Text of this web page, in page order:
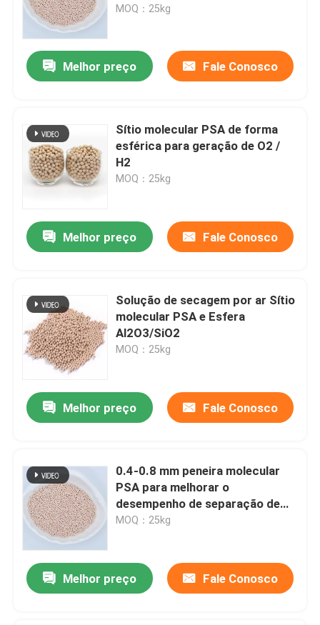
MOQ：25kg
Melhor preço Fale Conosco
Sítio molecular PSA de forma
esférica para geração de O2 /
H2
MOQ：25kg
Melhor preço Fale Conosco
Solução de secagem por ar Sítio
molecular PSA e Esfera
Al2O3/SiO2
MOQ：25kg
Melhor preço Fale Conosco
0.4-0.8 mm peneira molecular
PSA para melhorar o
desempenho de separação de
gases
MOQ：25kg
Melhor preço Fale Conosco